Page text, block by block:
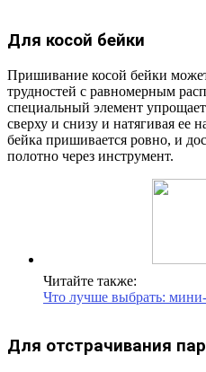
Для косой бейки
Пришивание косой бейки
трудностей с равномерным
специальный элемент упрощает
сверху и снизу и натягивая ее
бейка пришивается ровно, и
полотно через инструмент.
Читайте также:
Что лучше выбрать:
Для отстрачивания